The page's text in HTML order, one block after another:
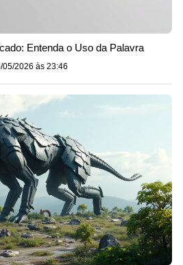
Entenda o Uso da Palavra
05/2026 às 23:46